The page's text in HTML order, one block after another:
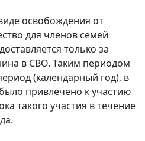
освобождения от
для членов семей
только за
в СВО. Таким периодом
(календарный год), в
привлечено к участию
такого участия в течение